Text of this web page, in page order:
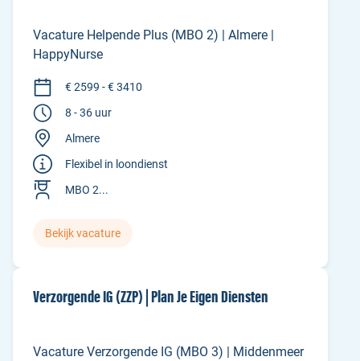
Vacature Helpende Plus (MBO 2) | Almere |
HappyNurse
€ 2599 - € 3410
8 - 36 uur
Almere
Flexibel in loondienst
MBO 2...
Bekijk vacature
Verzorgende IG (ZZP) | Plan Je Eigen Diensten
Vacature Verzorgende IG (MBO 3) | Middenmeer